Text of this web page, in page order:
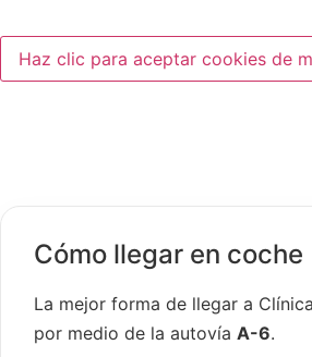
Haz clic para aceptar cookies de
Cómo llegar en coche
La mejor forma de llegar a
por medio de la autovía A-6.